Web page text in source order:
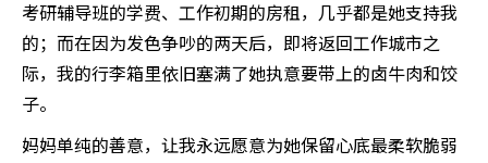
考研辅导班的学费、工作初期的房租，几乎都是她支持我
的；而在因为发色争吵的两天后，即将返回工作城市之
际，我的行李箱里依旧塞满了她执意要带上的卤牛肉和饺
子。
妈妈单纯的善意，让我永远愿意为她保留心底最柔软脆弱